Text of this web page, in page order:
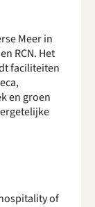
Meer in
RCN. Het
faciliteiten
en groen
of